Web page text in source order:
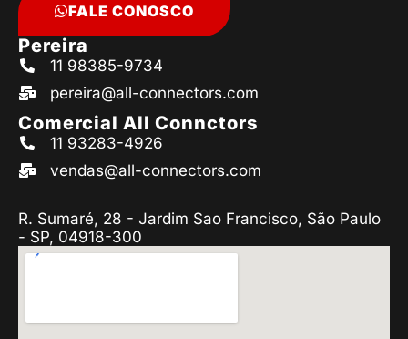
FALE CONOSCO
Pereira
11 98385-9734
pereira@all-connectors.com
Comercial All Connctors
11 93283-4926
vendas@all-connectors.com
R. Sumaré, 28 - Jardim Sao Francisco, São Paulo
- SP, 04918-300